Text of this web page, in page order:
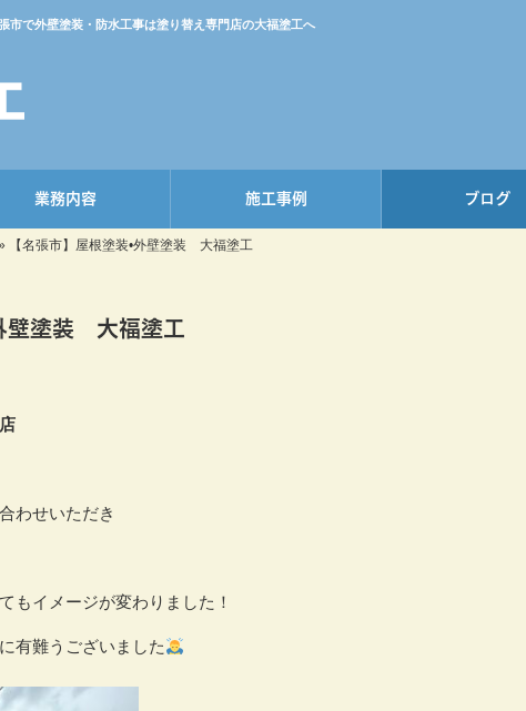
市で外壁塗装・防水工事は塗り替え専門店の大福塗工へ
業務内容 施工事例 ブログ
【名張市】屋根塗装•外壁塗装 大福塗工
壁塗装 大福塗工
わせいただき
もイメージが変わりました！
有難うございました